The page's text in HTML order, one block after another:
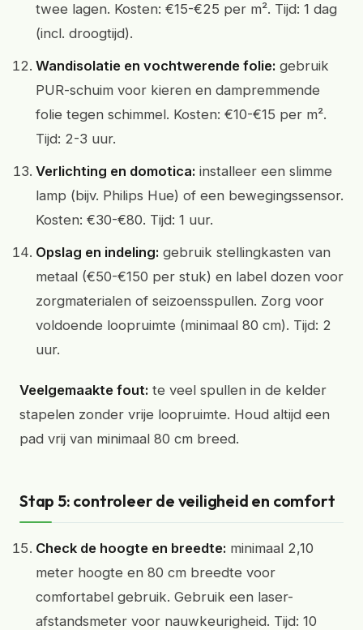
twee lagen. Kosten: €15-€25 per m². Tijd: 1 dag
(incl. droogtijd).
Wandisolatie en vochtwerende folie: gebruik
PUR-schuim voor kieren en dampremmende
folie tegen schimmel. Kosten: €10-€15 per m².
Tijd: 2-3 uur.
Verlichting en domotica: installeer een slimme
lamp (bijv. Philips Hue) of een bewegingssensor.
Kosten: €30-€80. Tijd: 1 uur.
Opslag en indeling: gebruik stellingkasten van
metaal (€50-€150 per stuk) en label dozen voor
zorgmaterialen of seizoensspullen. Zorg voor
voldoende loopruimte (minimaal 80 cm). Tijd: 2
uur.
Veelgemaakte fout: te veel spullen in de kelder
stapelen zonder vrije loopruimte. Houd altijd een
pad vrij van minimaal 80 cm breed.
Stap 5: controleer de veiligheid en comfort
Check de hoogte en breedte: minimaal 2,10
meter hoogte en 80 cm breedte voor
comfortabel gebruik. Gebruik een laser-
afstandsmeter voor nauwkeurigheid. Tijd: 10